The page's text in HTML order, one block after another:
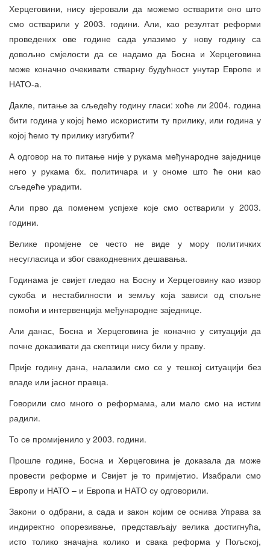
Херцеговини, нису вјеровали да можемо остварити оно што
смо остварили у 2003. години. Али, као резултат реформи
проведених ове године сада улазимо у нову годину са
довољно смјелости да се надамо да Босна и Херцеговина
може коначно очекивати стварну будућност унутар Европе и
НАТО-а.
Дакле, питање за сљедећу годину гласи: хоће ли 2004. година
бити година у којој ћемо искористити ту прилику, или година у
којој ћемо ту прилику изгубити?
А одговор на то питање није у рукама међународне заједнице
него у рукама бх. политичара и у ономе што ће они као
сљедеће урадити.
Али прво да поменем успјехе које смо остварили у 2003.
години.
Велике промјене се често не виде у мору политичких
несугласица и због свакодневних дешавања.
Годинама је свијет гледао на Босну и Херцеговину као извор
сукоба и нестабилности и земљу која зависи од спољне
помоћи и интервенција међународне заједнице.
Али данас, Босна и Херцеговина је коначно у ситуацији да
почне доказивати да скептици нису били у праву.
Прије годину дана, налазили смо се у тешкој ситуацији без
владе или јасног правца.
Говорили смо много о реформама, али мало смо на истим
радили.
То се промијенило у 2003. години.
Прошле године, Босна и Херцеговина је доказала да може
провести реформе и Свијет је то примјетио. Изабрали смо
Европу и НАТО – и Европа и НАТО су одговорили.
Закони о одбрани, а сада и закон којим се оснива Управа за
индиректно опорезивање, представљају велика достигнућа,
исто толико значајна колико и свака реформа у Пољској,